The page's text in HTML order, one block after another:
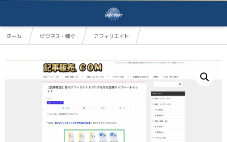
ホーム ビジネス・稼ぐ
アフィリエイト